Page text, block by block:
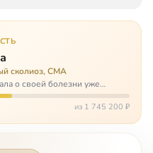
сколиоз, СМА
о своей болезни уже
Ей пришлось
и сильнейшемуиз 1 745 200 ₽